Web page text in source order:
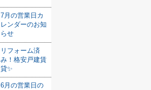
7月の営業日カ
レンダーのお知
らせ
リフォーム済
み！格安戸建賃
貸✨
6月の営業日の